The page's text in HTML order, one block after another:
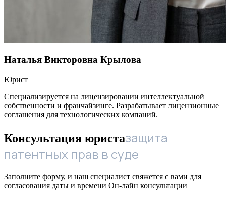
Наталья Викторовна Крылова
Юрист
Специализируется на лицензировании интеллектуальной
собственности и франчайзинге. Разрабатывает лицензионные
соглашения для технологических компаний.
Консультация юристазащита
патентных прав в суде
Заполните форму, и наш специалист свяжется с вами для
согласования даты и времени Он-лайн консультации